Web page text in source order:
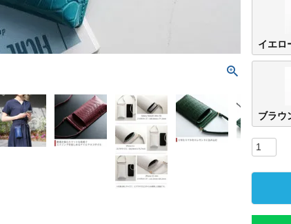
イエロ
ブラウ